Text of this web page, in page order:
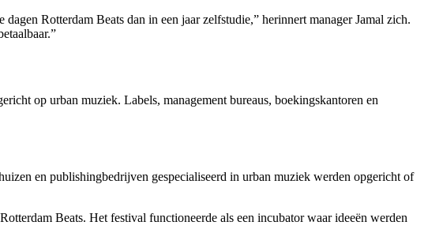
Rotterdam Beats dan in een jaar zelfstudie,” herinnert manager Jamal zich.
op urban muziek. Labels, management bureaus, boekingskantoren en
en publishingbedrijven gespecialiseerd in urban muziek werden opgericht of
Beats. Het festival functioneerde als een incubator waar ideeën werden